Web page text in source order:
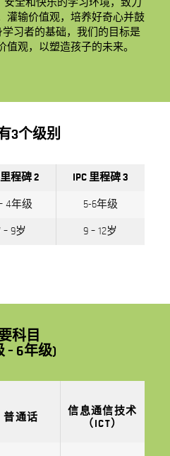
灌输价值观，培养好奇心并鼓
习者的基础，我们的目标是
观，以塑造孩子的未来。
3个级别
里程碑 2 IPC 里程碑 3
4年级 5-6年级
– 9岁 9 – 12岁
科目
– 6年级)
普通话
信息通信技术
（ICT）